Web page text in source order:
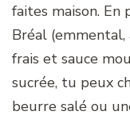
faites maison.
Bréal
frais et sauce
sucrée, tu peux
beurre salé ou